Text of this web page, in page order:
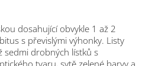
dosahující obvykle 1 až 2
s převislými výhonky. Listy
sedmi drobných lístků s
tvaru, sytě zelené barvy a